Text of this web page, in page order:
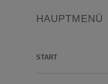
HAUPTMENÜ
START